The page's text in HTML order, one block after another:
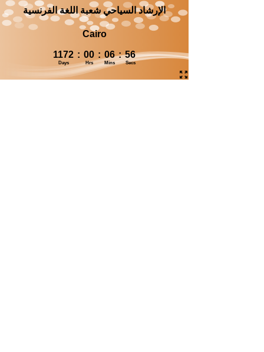
الإرشاد السياحي شعبة اللغة الفرنسية
Cairo
1172 : 00 : 06 : 55
Days Hrs Mins Secs